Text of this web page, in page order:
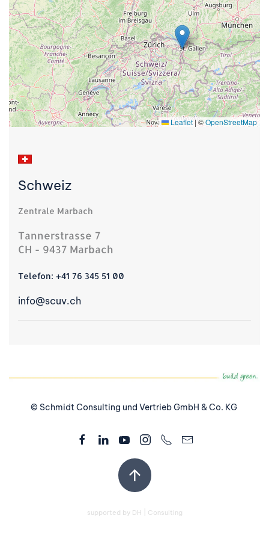
Leaflet |©OpenStreetMap
Schweiz
Zentrale Marbach
Tannerstrasse 7
CH - 9437 Marbach
Telefon: +41 76 345 51 00
info@scuv.ch
© Schmidt Consulting und Vertrieb GmbH & Co. KG
supported by DH | Consulting